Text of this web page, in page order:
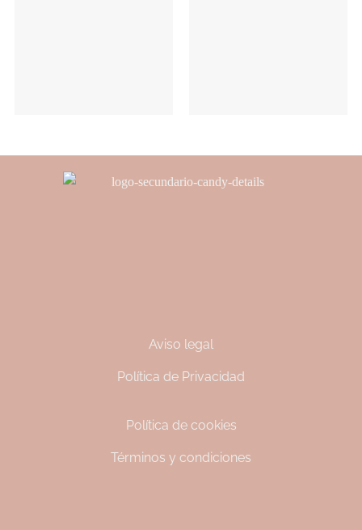
Aviso legal
Política de Privacidad
Política de cookies
Términos y condiciones